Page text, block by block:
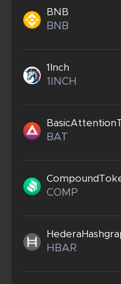
BNB
BNB
1Inch
1INCH
BAT
COMP
HBAR